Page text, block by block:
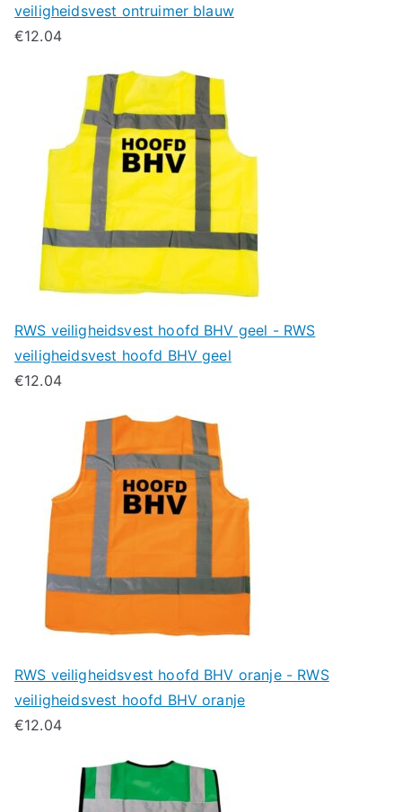
veiligheidsvest ontruimer blauw
€12.04
RWS veiligheidsvest hoofd BHV geel - RWS
veiligheidsvest hoofd BHV geel
€12.04
RWS veiligheidsvest hoofd BHV oranje - RWS
veiligheidsvest hoofd BHV oranje
€12.04